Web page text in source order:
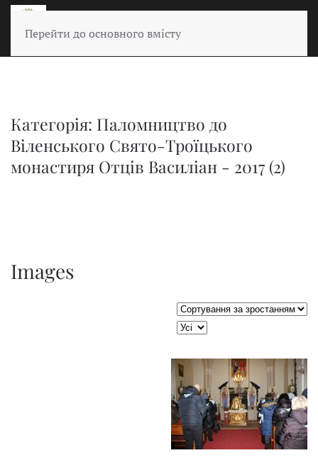
Перейти до основного вмісту
Категорія: Паломництво до
Віленського Свято-Троїцького
монастиря Отців Василіан - 2017 (2)
Images
Сортувати таблицю за:
JSEARCH_FILTER_LIMIT